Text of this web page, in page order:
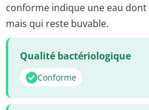
conforme indique une eau
mais qui reste buvable.
Qualité bactériologique
Conforme